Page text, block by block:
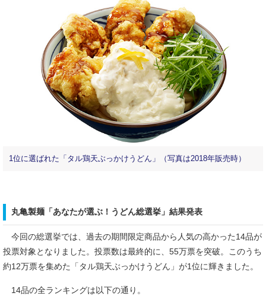
1位に選ばれた「タル鶏天ぶっかけうどん」（写真は2018年販売時）
丸亀製麺「あなたが選ぶ！うどん総選挙」結果発表
今回の総選挙では、過去の期間限定商品から人気の高かった14品が
投票対象となりました。投票数は最終的に、55万票を突破。このうち
約12万票を集めた「タル鶏天ぶっかけうどん」が1位に輝きました。
14品の全ランキングは以下の通り。